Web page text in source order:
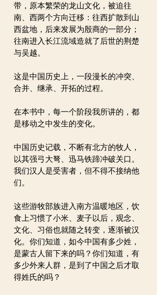
带，原本繁荣的龙山文化，被迫往
南、西两个方向迁移：往西扩散到山
西盆地，后来发展为殷商的一部分；
往南进入长江流域造就了后世的荆楚
与吴越。
这是中国历史上，一段漫长的冲突、
合并、继承、开拓的过程。
在本书中，每一个阶段我所讲的，都
是移动之中发生的变化。
中国历史记载，不断有北方的牧人，
以其强弓大弩、迅马铁蹄冲破关口。
我们汉人是受害者，但不得不接纳他
们。
这些游牧部族进入南方温暖地区，饮
食上习惯了小米、麦子以后，观念、
文化、习俗也就随之转变，逐渐被汉
化。你们知道，如今中国有多少姓，
是蒙古人留下来的吗？你们知道，有
多少外来人群，是到了中国之后才取
得姓氏的吗？